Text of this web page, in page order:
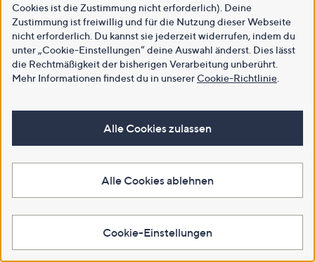
Cookies ist die Zustimmung nicht erforderlich). Deine
Zustimmung ist freiwillig und für die Nutzung dieser Webseite
nicht erforderlich. Du kannst sie jederzeit widerrufen, indem du
unter „Cookie-Einstellungen“ deine Auswahl änderst. Dies lässt
die Rechtmäßigkeit der bisherigen Verarbeitung unberührt.
Mehr Informationen findest du in unsererCookie-Richtlinie
Alle Cookies zulassen
Alle Cookies ablehnen
Cookie-Einstellungen